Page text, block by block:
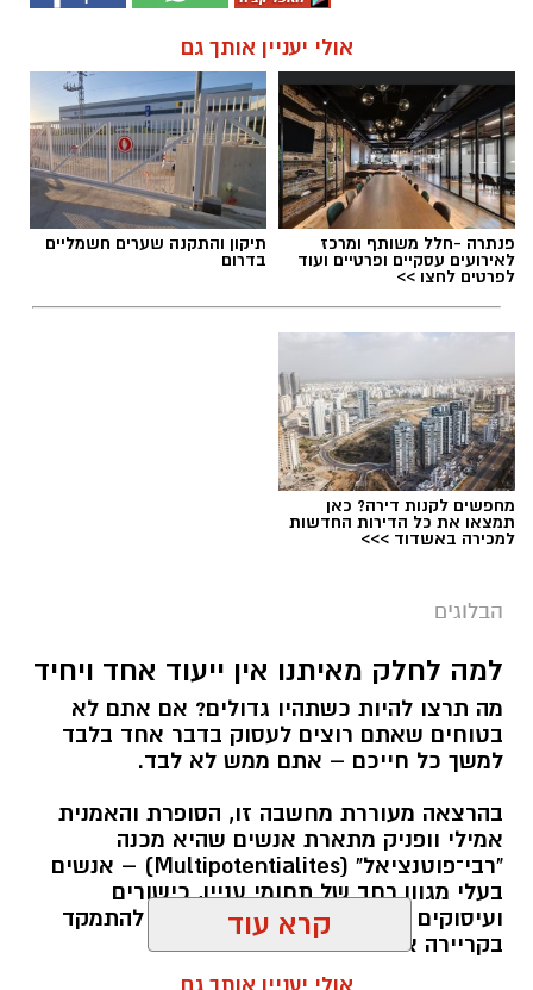
אולי יעניין אותך גם
פנתרה -חלל משותף ומרכז
לאירועים עסקיים ופרטיים ועוד
לפרטים לחצו >>
תיקון והתקנה שערים חשמליים
בדרום
מחפשים לקנות דירה? כאן
תמצאו את כל הדירות החדשות
למכירה באשדוד >>>
הבלוגים
למה לחלק מאיתנו אין ייעוד אחד ויחיד
מה תרצו להיות כשתהיו גדולים? אם אתם לא
בטוחים שאתם רוצים לעסוק בדבר אחד בלבד
למשך כל חייכם – אתם ממש לא לבד.
בהרצאה מעוררת מחשבה זו, הסופרת והאמנית
אמילי וופניק מתארת אנשים שהיא מכנה
"רבי־פוטנציאל" (Multipotentialites) – אנשים
בעלי מגוון רחב של תחומי עניין, כישורים
ועיסוקים שונים לאורך חייהם, במקום להתמקד
בקריירה אחת בלבד.
קרא עוד